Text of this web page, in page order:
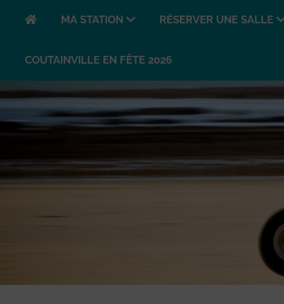
MA STATION RÉSERVER UNE SALLE
COUTAINVILLE EN FÊTE 2026